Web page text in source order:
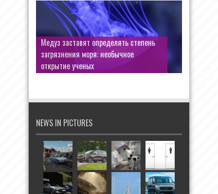
Медуз заставят определять степень
загрязнения моря: необычное
открытие ученых
NEWS IN PICTURES